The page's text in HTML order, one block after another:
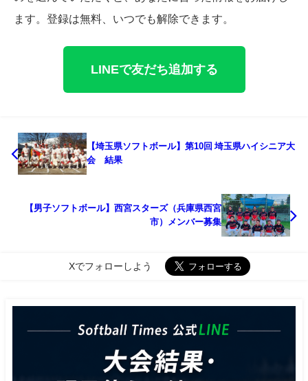
ます。登録は無料、いつでも解除できます。
LINEで友だち追加する
【埼玉県ソフトボール】第10回 埼玉県ハイシニア大
会 結果
【男子ソフトボール】西宮スターズ（兵庫県西宮
市）メンバー募集
Xでフォローしよう